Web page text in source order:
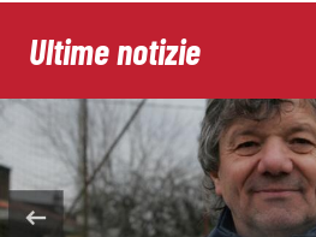
Ultime notizie